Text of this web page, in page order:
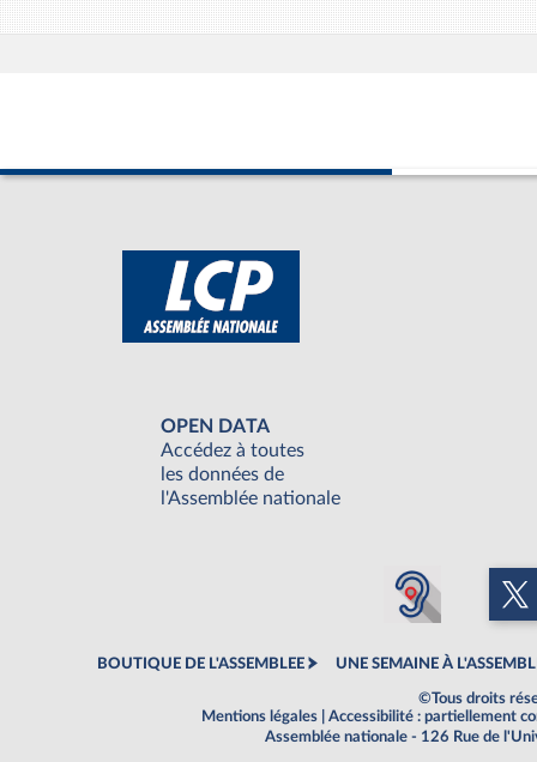
OPEN DATA
Accédez à toutes
les données de
l'Assemblée nationale
BOUTIQUE DE L'ASSEMBLEE UNE SEMAINE À
©Tous droits
Mentions légales
Accessibilité : partiellement
Assemblée nationale - 126 Rue de